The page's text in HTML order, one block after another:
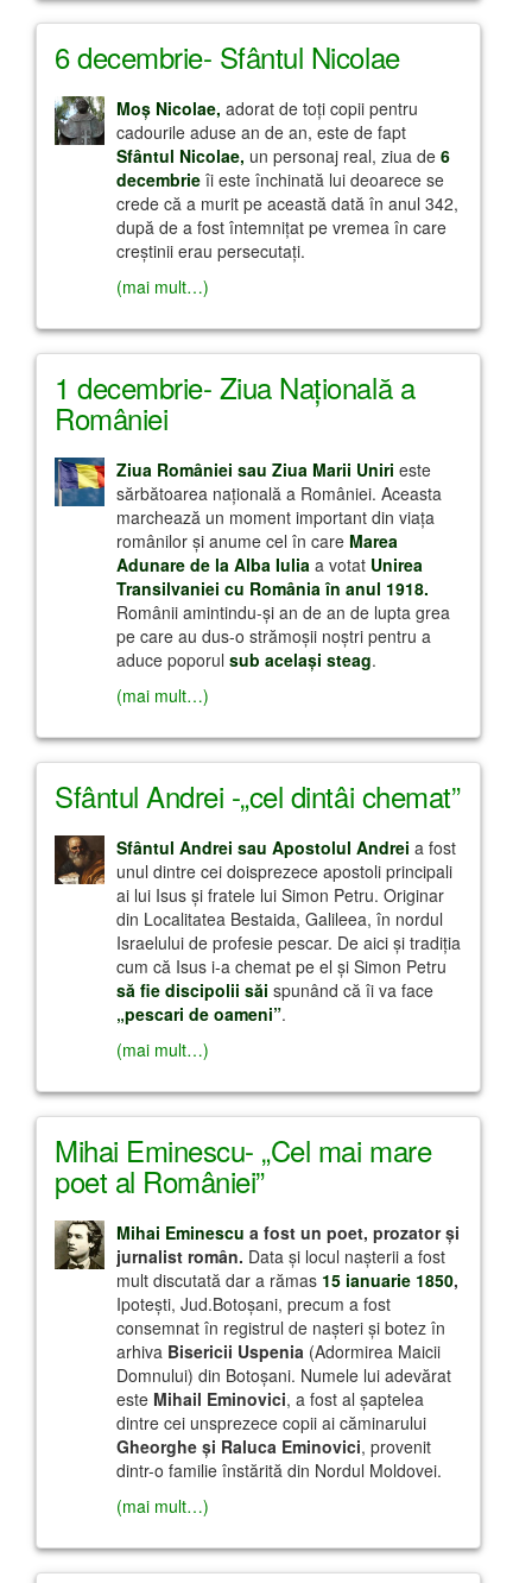
6 decembrie- Sfântul Nicolae
Moş Nicolae, adorat de toţi copii pentru
cadourile aduse an de an, este de fapt
Sfântul Nicolae, un personaj real, ziua de 6
decembrieîi este închinată lui deoarece se
crede că a murit pe această dată în anul 342,
după de a fost întemniţat pe vremea în care
creştinii erau persecutaţi.
(mai mult…)
1 decembrie- Ziua Naţională a
României
Ziua României sau Ziua Marii Uniri este
sărbătoarea naţională a României. Aceasta
marchează un moment important din viaţa
românilor şi anume cel în careMarea
Adunare de la Alba Iulia a votat Unirea
Transilvaniei cu România în anul 1918.
Românii amintindu-şi an de an de lupta grea
pe care au dus-o strămoşii noştri pentru a
aduce poporul sub acelaşi steag.
(mai mult…)
Sfântul Andrei -„cel dintâi chemat”
Sfântul Andrei sau Apostolul Andrei a fost
unul dintre cei doisprezece apostoli principali
ai lui Isus şi fratele lui Simon Petru. Originar
din Localitatea Bestaida, Galileea, în nordul
Israelului de profesie pescar. De aici şi tradiţia
cum că Isus i-a chemat pe el şi Simon Petru
să fie discipolii săi spunând că îi va face
„pescari de oameni”.
(mai mult…)
Mihai Eminescu- „Cel mai mare
poet al României”
Mihai Eminescu a fost un poet, prozator şi
jurnalist român. Data şi locul naşterii a fost
mult discutată dar a rămas 15 ianuarie 1850,
Ipoteşti, Jud.Botoşani, precum a fost
consemnat în registrul de naşteri şi botez în
arhiva Bisericii Uspenia (Adormirea Maicii
Domnului) din Botoşani. Numele lui adevărat
esteMihail Eminovici, a fost al şaptelea
dintre cei unsprezece copii ai căminarului
Gheorghe şi Raluca Eminovici, provenit
dintr-o familie înstărită din Nordul Moldovei.
(mai mult…)